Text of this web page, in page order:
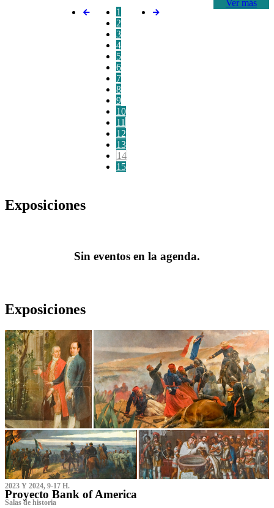
Ver más
1
2
3
4
5
6
7
8
9
10
11
12
13
14
15
Exposiciones
Sin eventos en la agenda.
Exposiciones
2023 Y 2024, 9-17 H.
Proyecto Bank of America
S‌alas de historia